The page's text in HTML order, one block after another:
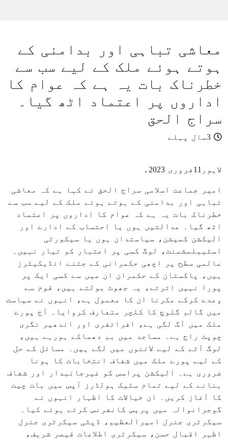
معاشی تباہی اور بدامنی کے
ہوتے ہوئے ملک کے لیے سب سے
خطرناک بات یہ ہے کہ عوام کا
اداروں پر اعتماد اٹھ گیا۔
سراج الحق
لاہور11فروری 2023ء
امیر جماعت اسلامی سراج الحق نے کہا ہے کہ معاشی
تباہی اور بدامنی کے ہوتے ہوئے ملک کے لیے سب سے
خطرناک بات یہ ہے کہ عوام کا اداروں پر اعتماد
اٹھ گیا۔ عدالتیں ہوں یا احتساب کے ادارے اور
الیکشن کمیشن، سیاستدان ہوں یا سیکورٹی
اسٹیبلمشمنٹ، لوگ کسی پر اعتبار کو تیار نہیں۔
عالمی سطح پر اچھی حکمرانی کے جتنے انڈیکیٹرز
ہیں، پاکستان کے حکمران ان میں سے کسی ایک پر
پورا نہیں اترتے، یہ جھوٹ بولتے ہیں، قوم سے
وعدے کرکے مکرنا ان کا معمول ہے، انہوں نے سیاست
میں گالم گلوچ کا کلچر متعارف کروایا۔ آج پورے
ملک میں آگ لگی ہے، افراتفری اور اندھیر نگری
چوپٹ راج ہے۔ مساجد میں بم دھماکے ہورہے ہیں،
لوگ آٹے کے لیے لائنوں میں لگے ہیں۔ مسائل کے حل
کے لیے پورے ملک میں شفاف انتخابات کا ہونا
ضروری ہے۔ الیکشن پراسس کو غیرجانبدار اور شفاف
بنانے کے لیے تمام سٹیک ہولڈرز آپس میں بات چیت
کا آغاز کریں۔ ان خیالات کا اظہار انہوں نے
گوجرانوالہ میں پریس کانفرنس کرتے ہوئے کیا۔
سیکرٹری جنرل امیرالعظیم، ڈپٹی سیکرٹری جنرل
اظہر اقبال حسن، سیکرٹری اطلاعات قیصر شریف،